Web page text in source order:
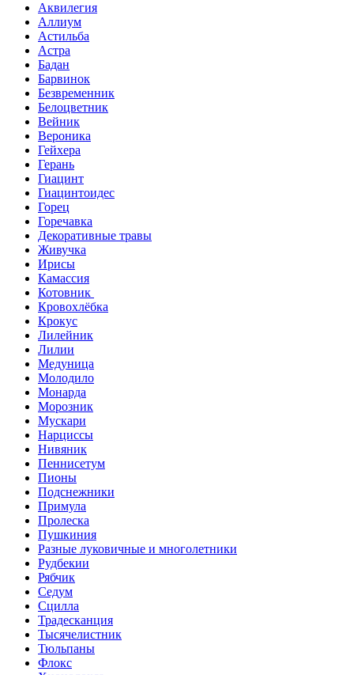
Аквилегия
Аллиум
Астильба
Астра
Бадан
Барвинок
Безвременник
Белоцветник
Вейник
Вероника
Гейхера
Герань
Гиацинт
Гиацинтоидес
Горец
Горечавка
Декоративные травы
Живучка
Ирисы
Камассия
Котовник
Кровохлёбка
Крокус
Лилейник
Лилии
Медуница
Молодило
Монарда
Морозник
Мускари
Нарциссы
Нивяник
Пеннисетум
Пионы
Подснежники
Примула
Пролеска
Пушкиния
Разные луковичные и многолетники
Рудбекии
Рябчик
Седум
Сцилла
Традесканция
Тысячелистник
Тюльпаны
Флокс